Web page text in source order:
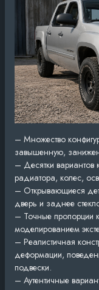
– Множество
завышенную,
– Десятки вариантов
радиатора, колес,
– Открывающиеся
дверь и заднее
– Точные пропорции
моделированием
– Реалистичная
деформации,
подвески.
– Аутентичные